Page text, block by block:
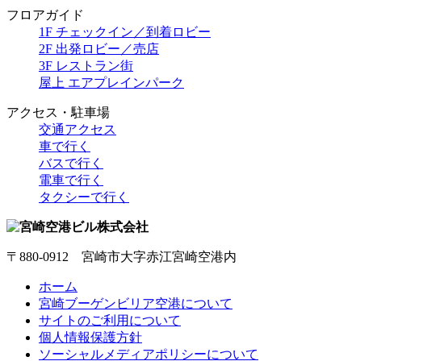
フロアガイド
1F チェックイン／到着ロビー
2F 出発ロビー／売店
3F レストラン街
屋上 エアプレインパーク
アクセス・駐車場
交通アクセス
車で行く
バスで行く
電車で行く
タクシーで行く
〒880-0912 宮崎市大字赤江宮崎空港内
ホーム
宮崎ブーゲンビリア空港について
サイトのご利用について
個人情報保護方針
ソーシャルメディアポリシーについて